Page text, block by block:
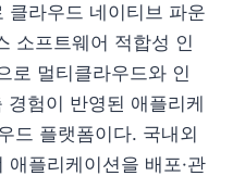
클라우드 네이티브 파운
소프트웨어 적합성 인
로 멀티클라우드와 인
험이 반영된 애플리케
드 플랫폼이다. 국내외
플리케이션을 배포·관